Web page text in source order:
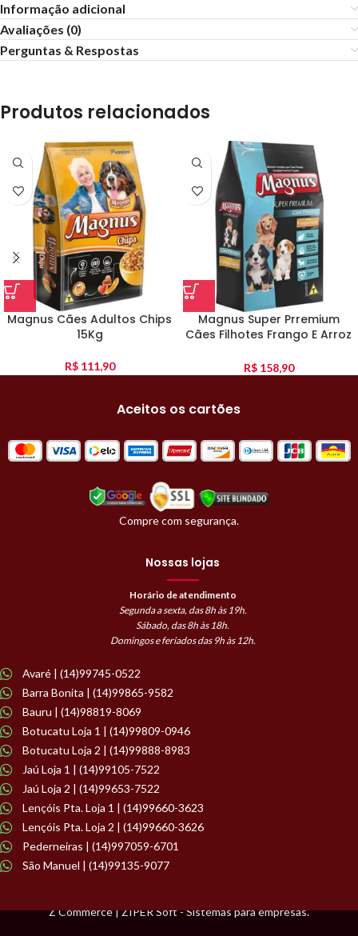
Informação adicional
Avaliações (0)
Perguntas & Respostas
Produtos relacionados
Magnus Cães Adultos Chips
15Kg
R$111,90
Magnus Super Prremium
Cães Filhotes Frango E Arroz
R$158,90
Aceitos os cartões
Compre com segurança.
Nossas lojas
Horário de atendimento
Segunda a sexta, das 8h às 19h.
Sábado, das 8h às 18h.
Domingos e feriados das 9h às 12h.
Avaré | (14)99745-0522
Barra Bonita | (14)99865-9582
Bauru | (14)98819-8069
Botucatu Loja 1 | (14)99809-0946
Botucatu Loja 2 | (14)99888-8983
Jaú Loja 1 | (14)99105-7522
Jaú Loja 2 | (14)99653-7522
Lençóis Pta. Loja 1 | (14)99660-3623
Lençóis Pta. Loja 2 | (14)99660-3626
Pederneiras | (14)997059-6701
São Manuel | (14)99135-9077
Z Commerce | ZIPER Soft - Sistemas para empresas.